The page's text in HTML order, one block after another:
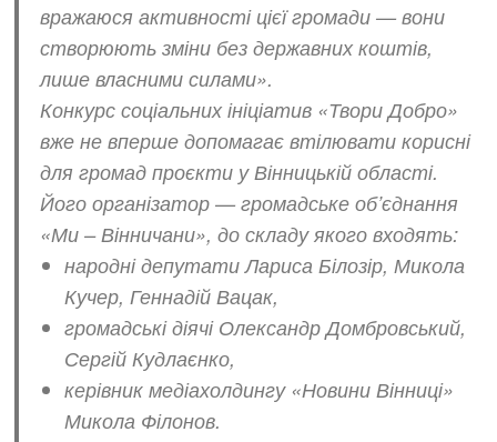
вражаюся активності цієї громади — вони
створюють зміни без державних коштів,
лише власними силами».
Конкурс соціальних ініціатив «Твори Добро»
вже не вперше допомагає втілювати корисні
для громад проєкти у Вінницькій області.
Його організатор — громадське об’єднання
«Ми – Вінничани», до складу якого входять:
народні депутати Лариса Білозір, Микола
Кучер, Геннадій Вацак,
громадські діячі Олександр Домбровський,
Сергій Кудлаєнко,
керівник медіахолдингу «Новини Вінниці»
Микола Філонов.